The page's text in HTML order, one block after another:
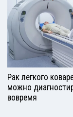
Рак легкого
можно
вовремя